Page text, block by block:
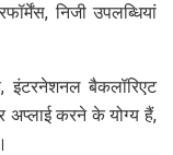
निजी उपलब्धियां
इंटरनेशनल बैकलॉरिएट
करने के योग्य हैं,